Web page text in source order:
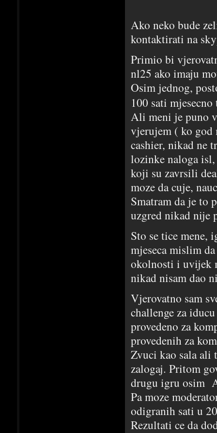
Ako neko bude
kontaktirati na
Primio bi
nl25 ako imaju
Osim jednog,
100 sati
Ali meni je puno
vjerujem ( ko god
cashier, nikad ne
lozinke naloga
koji su zavrsili
moze da cuje,
Smatram da je to
uzgred nikad nije
Sto se tice mene,
mjeseca mislim
okolnosti i uvijek
nikad nisam dao
Vjerovatno sam
challenge za
provedeno za
provedenih za
Zvuci kao sala ali
zalogaj. Pritom
drugu igru osim
Pa moze
odigranih sati u
Rezultati ce da